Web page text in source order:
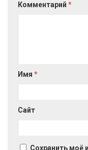
Комментарий *
Имя *
Сайт
Сохранить моё